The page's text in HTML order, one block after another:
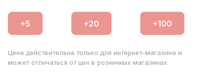
Цена действительна только для интернет-магазина и
может отличаться от цен в розничных магазинах